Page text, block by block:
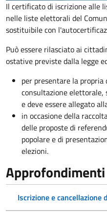
Il certificato di iscrizione alle
nelle liste elettorali del
sostituibile con
Può essere rilasciato ai
ostative previste dalla legge
per presentare la
consultazione
e deve essere allegato
in occasione della
delle proposte di
popolare e di
elezioni.
Approfondimenti
Iscrizione e